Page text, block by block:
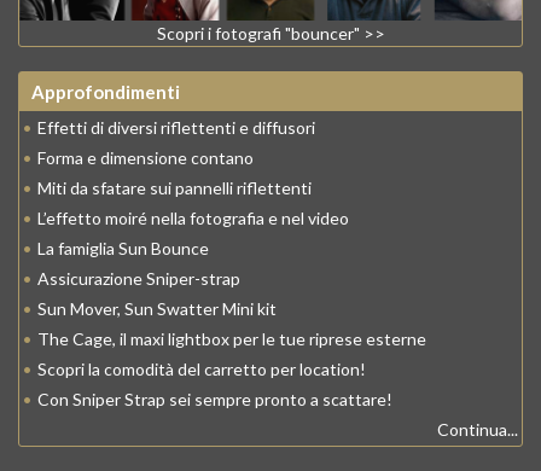
Scopri i fotografi "bouncer" >>
Approfondimenti
• Effetti di diversi riflettenti e diffusori
• Forma e dimensione contano
• Miti da sfatare sui pannelli riflettenti
• L’effetto moiré nella fotografia e nel video
• La famiglia Sun Bounce
• Assicurazione Sniper-strap
• Sun Mover, Sun Swatter Mini kit
• The Cage, il maxi lightbox per le tue riprese esterne
• Scopri la comodità del carretto per location!
• Con Sniper Strap sei sempre pronto a scattare!
Continua...